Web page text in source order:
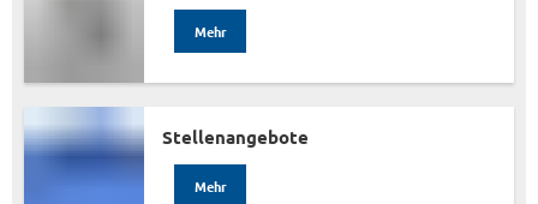
Mehr
Stellenangebote
Mehr